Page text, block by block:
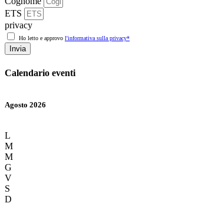
ETS
privacy
Ho letto e approvo l'informativa sulla privacy*
Invia
Calendario eventi
Agosto 2026
L
M
M
G
V
S
D